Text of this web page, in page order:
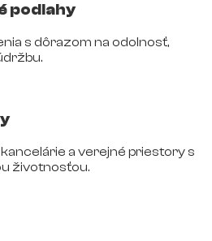
podlahy
s dôrazom na odolnosť,
a verejné priestory s
životnosťou.